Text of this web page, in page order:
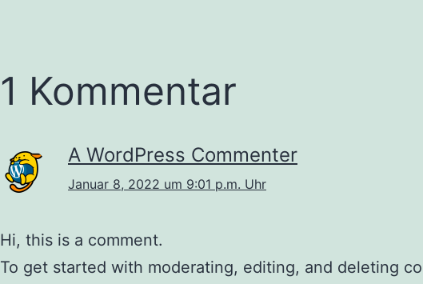
1 Kommentar
A WordPress Commenter
Januar 8, 2022 um 9:01 p.m. Uhr
Hi, this is a comment.
To get started with moderating, editing, and deleting